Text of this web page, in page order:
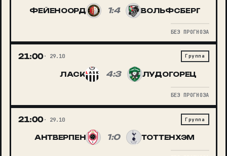
ФЕЙЕНООРД 1:4 ВОЛЬФСБЕРГ
БЕЗ ПРОГНОЗА
21:00 29.10 Группа
ЛАСК 4:3 ЛУДОГОРЕЦ
БЕЗ ПРОГНОЗА
21:00 29.10 Группа
АНТВЕРПЕН 1:0 ТОТТЕНХЭМ